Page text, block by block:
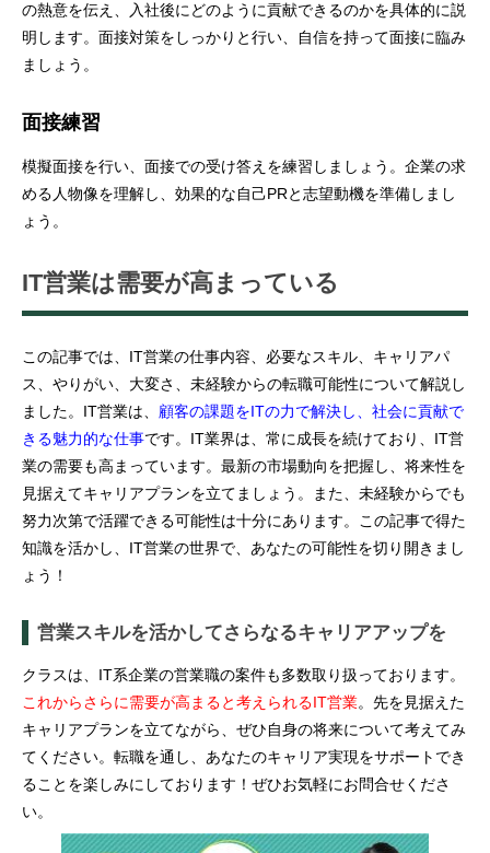
の熱意を伝え、入社後にどのように貢献できるのかを具体的に説
明します。面接対策をしっかりと行い、自信を持って面接に臨み
ましょう。
面接練習
模擬面接を行い、面接での受け答えを練習しましょう。企業の求
める人物像を理解し、効果的な自己PRと志望動機を準備しまし
ょう。
IT営業は需要が高まっている
この記事では、IT営業の仕事内容、必要なスキル、キャリアパ
ス、やりがい、大変さ、未経験からの転職可能性について解説し
ました。IT営業は、 顧客の課題をITの力で解決し、社会に貢献で
きる魅力的な仕事です。IT業界は、常に成長を続けており、IT営
業の需要も高まっています。最新の市場動向を把握し、将来性を
見据えてキャリアプランを立てましょう。また、未経験からでも
努力次第で活躍できる可能性は十分にあります。この記事で得た
知識を活かし、IT営業の世界で、あなたの可能性を切り開きまし
ょう！
営業スキルを活かしてさらなるキャリアアップを
クラスは、IT系企業の営業職の案件も多数取り扱っております。
これからさらに需要が高まると考えられるIT営業。先を見据えた
キャリアプランを立てながら、ぜひ自身の将来について考えてみ
てください。転職を通し、あなたのキャリア実現をサポートでき
ることを楽しみにしております！ぜひお気軽にお問合せくださ
い。